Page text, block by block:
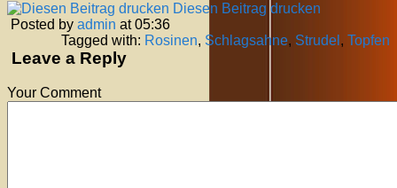
Diesen Beitrag drucken
Posted by admin at 05:36
Tagged with: Rosinen, Schlagsahne, Strudel , Topfen
Leave a Reply
Your Comment